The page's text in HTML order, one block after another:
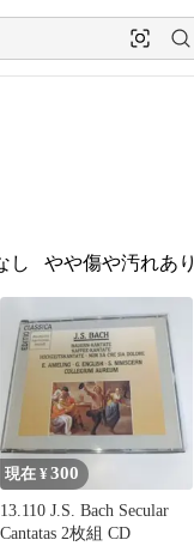
し やや傷や汚れあり
現在 ¥300
13.110 J.S. Bach Secular
Cantatas 2枚組 CD